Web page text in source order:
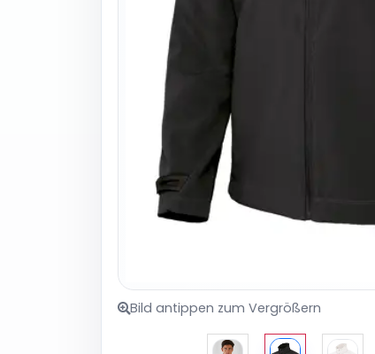
Bild antippen zum Vergrößern